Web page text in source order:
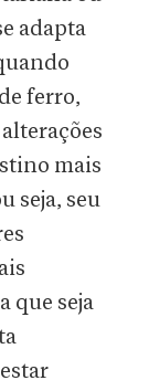
adapta
ferro,
mais
seja, seu
que seja